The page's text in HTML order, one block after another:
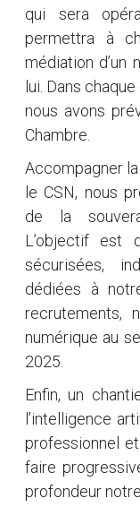
qui sera
permettra à
médiation d’un
lui. Dans
nous avons
Chambre.
Accompagner
le CSN, nous
de la
L’objectif est
sécurisées,
dédiées à
recrutements,
numérique au
2025.
Enfin, un
l’intelligence
professionnel
faire
profondeur